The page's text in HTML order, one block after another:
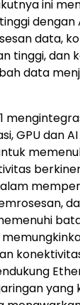
ini
dengan
data,
tinggi, dan
data
GPU dan